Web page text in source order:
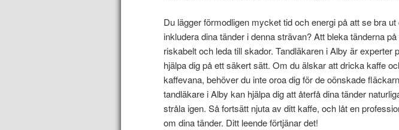
Du lägger förmodligen mycket tid och energi på att se bra
inkludera dina tänder i denna strävan? Att bleka tänderna
riskabelt och leda till skador. Tandläkaren i Alby är experter
hjälpa dig på ett säkert sätt. Om du älskar att dricka kaffe
kaffevana, behöver du inte oroa dig för de oönskade
tandläkare i Alby kan hjälpa dig att återfå dina tänder
stråla igen. Så fortsätt njuta av ditt kaffe, och låt en
om dina tänder. Ditt leende förtjänar det!